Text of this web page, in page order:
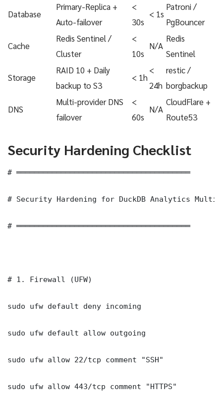
Database
Primary-Replica +
Auto-failover
<
30s
< 1s
Patroni /
PgBouncer
Cache
Redis Sentinel /
Cluster
<
10s
N/A
Redis
Sentinel
Storage
RAID 10 + Daily
backup to S3
< 1h
<
24h
restic /
borgbackup
DNS
Multi-provider DNS
failover
<
60s
N/A
CloudFlare +
Route53
Security Hardening Checklist
# ═══════════════════════════════════════
# Security Hardening for DuckDB Analytics
# ═══════════════════════════════════════
# 1. Firewall (UFW)
sudo ufw default deny incoming
sudo ufw default allow outgoing
sudo ufw allow 22/tcp comment "SSH"
sudo ufw allow 443/tcp comment "HTTPS"